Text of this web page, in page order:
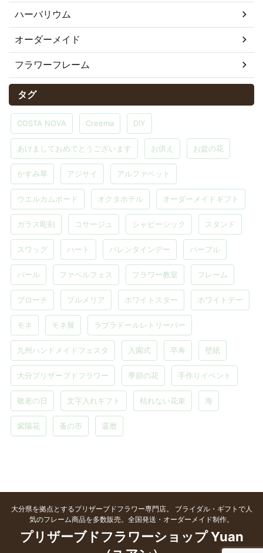
ハーバリウム
オーダーメイド
フラワーフレーム
タグ
COSTA NOVA Creema DIY
あけましておめでとうございます お供え お盆の花
かすみ草 アジサイ アルファベット
ウエルカムボード オクタホテル オーダーメイドギフト
ガラス彫刻 コサージュ シャビーシック スタンド
スワッグ ハート バレンタインデー パープル
パール ファベルフェス フラワー教室 フレーム
ブローチ プルメリア ホワイトスター ホワイトデー
モネ モネ展 ラブラドールレトリーバー
九州ハンドメイドフェスタ 入園式 卒寿 壁紙
大分プリザーブドフラワー 季節の花 手作りイベント
敬老の日 文字入れギフト 枯れない花束 海
紫陽花 蚤の市 還暦
大分県を拠点とするプリザーブドフラワー専門店。 ブライダル・ギフトで人
気のフレーム商品を多数販売。全国発送・オーダーメイド制作。
プリザーブドフラワーショップ Yuan